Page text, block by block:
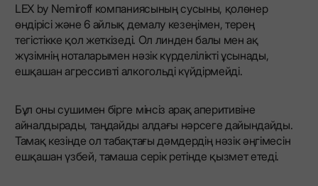
LEX by Nemiroff компаниясының сусыны, қолөнер
өндірісі және 6 айлық демалу кезеңімен, терең
тегістікке қол жеткізеді. Ол линден балы мен ақ
жүзімнің ноталарымен нәзік күрделілікті ұсынады,
ешқашан агрессивті алкогольді күйдірмейді.
Бұл оны сушимен бірге мінсіз арақ аперитивіне
айналдырады, таңдайды алдағы нәрсеге дайындайды.
Тамақ кезінде ол табақтағы дәмдердің нәзік әңгімесін
ешқашан үзбей, тамаша серік ретінде қызмет етеді.